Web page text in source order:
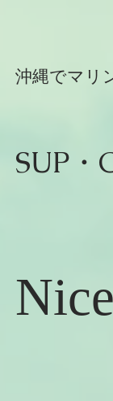
沖縄でマリ
SUP